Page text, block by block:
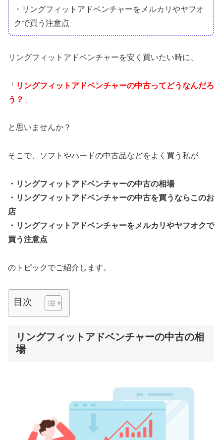
・リングフィットアドベンチャーをメルカリやヤフオ
クで買う注意点
リングフィットアドベンチャーを安く買いたい時に、
「 リングフィットアドベンチャーの中古ってどうなんだろ
う？ 」
と思いませんか？
そこで、ソフトやハードの中古品などをよく買う私が
・リングフィットアドベンチャーの中古の相場
・リングフィットアドベンチャーの中古を買うならこのお
店
・リングフィットアドベンチャーをメルカリやヤフオクで
買う注意点
のトピックでご紹介します。
目次
リングフィットアドベンチャーの中古の相
場